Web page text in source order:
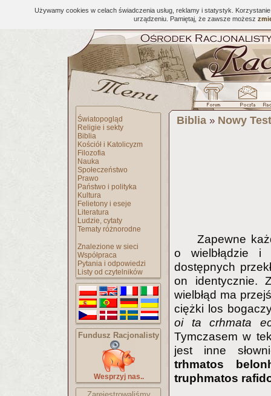
Używamy cookies w celach świadczenia usług, reklamy i statystyk.
urządzeniu. Pamiętaj, że zawsze możesz
Światopogląd
Religie i sekty
Biblia
Kościół i Katolicyzm
Filozofia
Nauka
Społeczeństwo
Prawo
Państwo i polityka
Kultura
Felietony i eseje
Literatura
Ludzie, cytaty
Tematy różnorodne
Znalezione w sieci
Współpraca
Pytania i odpowiedzi
Listy od czytelników
Fundusz Racjonalisty
Wesprzyj nas..
Biblia » Nowy
Zapewne
o wielbłądzie i
dostępnych
on identycznie.
wielbłąd ma
ciężki los
oi ta crhmata
Tymczasem w
jest inne
trhmatos
truphmatos